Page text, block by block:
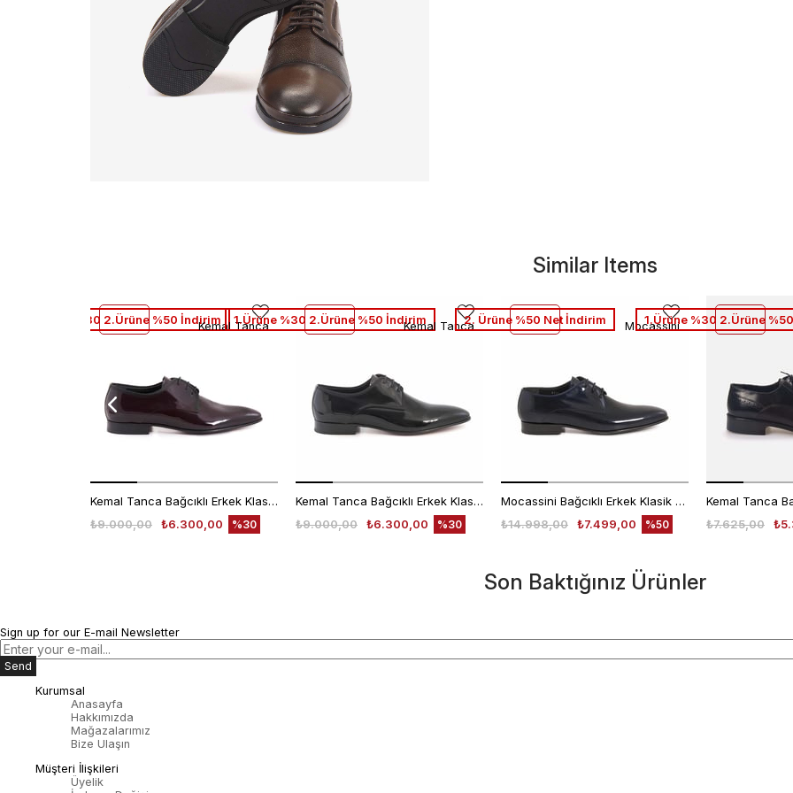
Similar Items
Kemal Tanca Bağcıklı Erkek Klasik Ayakkabı 700
₺6.300,00
₺9.000,00 %30
1.Ürüne %30 2.Ürüne %50 İndirimKemal Tanca
Kemal Tanca Bağcıklı Erkek Klasik Ayakkabı 700
₺6.300,00
₺9.000,00 %30
1.Ürüne %30 2.Ürüne %50 İndirimKemal Tanca
Mocassini Bağcıklı Erkek Klasik Ayakkabı 4625
₺7.499,00
₺14.998,00 %50
2. Ürüne %50 Net İndirim Mocassini
₺7.625,00
1.Ürüne %30 2.Ürüne
Son Baktığınız Ürünler
Sign up for our E-mail Newsletter
Send
Kurumsal
Anasayfa
Hakkımızda
Mağazalarımız
Bize Ulaşın
Müşteri İlişkileri
Üyelik